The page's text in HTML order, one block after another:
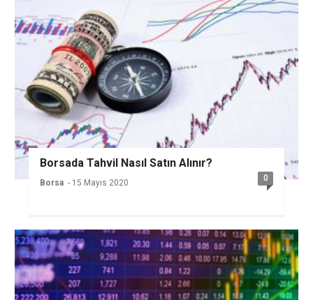
Borsada Tahvil Nasıl Satın Alınır?
Borsa - 15 Mayıs 2020 0